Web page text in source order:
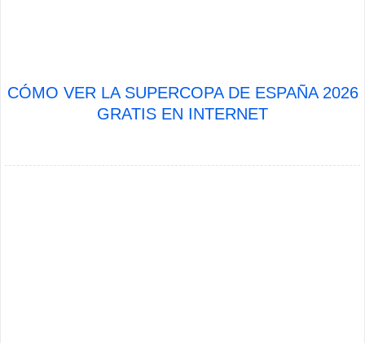
CÓMO VER LA SUPERCOPA DE ESPAÑA 2026
GRATIS EN INTERNET